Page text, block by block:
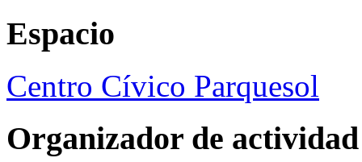
Espacio
Centro Cívico Parquesol
Organizador de actividad